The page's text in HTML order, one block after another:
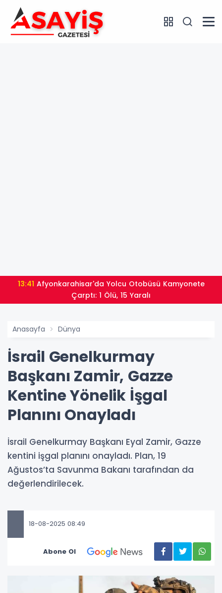
13:41
Çarptı: 1 Ölü, 15 Yaralı
Anasayfa Dünya
İsrail Genelkurmay
Başkanı Zamir, Gazze
Kentine Yönelik İşgal
Planını Onayladı
İsrail Genelkurmay Başkanı Eyal Zamir, Gazze
kentini işgal planını onayladı. Plan, 19
Ağustos’ta Savunma Bakanı tarafından da
değerlendirilecek.
18-08-2025 08:49
Abone Ol